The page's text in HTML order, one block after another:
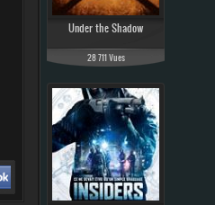
Under the Shadow
28 711 Vues